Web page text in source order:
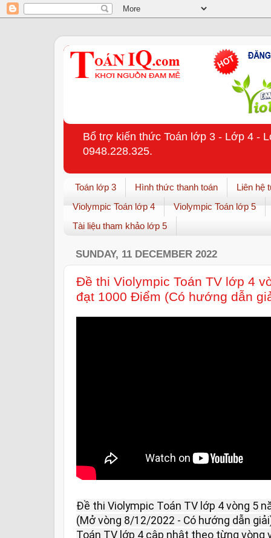
Bổ trợ kiến thức Toán lớp 3 - Lớp 4 -
0948.228.325.
Toán lớp 3 Hình thức thanh toán
Liên hệ
Violympic Toán lớp 4
Violympic Toán lớp 5
Tài liệu tham khảo lớp 5
SUNDAY, 11 DECEMBER 2022
Đề thi Violympic Toán TV lớp 4
đạt 1000 Điểm (Có hướng dẫn
Đề thi Violympic Toán TV lớp 4 vòng 5
(Mở vòng 8/12/2022 - Có hướng dẫn
Toán TV lớp 4 cập nhật theo từng vòng